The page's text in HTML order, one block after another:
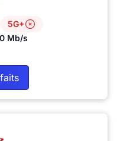
5G+
Mb/s